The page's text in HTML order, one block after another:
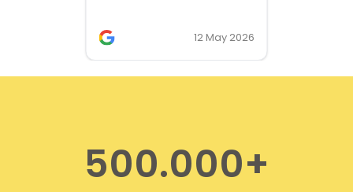
two occasions, and it was
provided quickly and
professionally. We do
12 May 2026
500.000+